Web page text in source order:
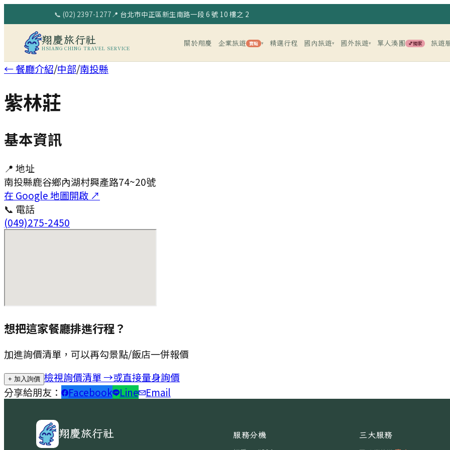
📞 (02) 2397-1277📍 台北市中正區新生南路一段 6 號 10 樓之 2
翔慶旅行社
HSIANG CHING TRAVEL SERVICE
關於翔慶 企業旅遊 賣點 ▾ 精選行程 國內旅遊▾ 國外旅遊▾ 單人湊團 💕獨家 旅遊
← 餐廳介紹/中部/南投縣
紫林莊
基本資訊
📍 地址
南投縣鹿谷鄉內湖村興產路74~20號
在 Google 地圖開啟 ↗
📞 電話
(049)275-2450
想把這家餐廳排進行程？
加進詢價清單，可以再勾景點/飯店一併報價
+ 加入詢價 檢視詢價清單 →或直接量身詢價
分享給朋友：
Facebook Line Email
翔慶旅行社 服務分機
三大服務